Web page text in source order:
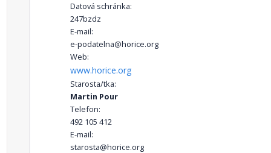
Datová schránka:
247bzdz
E-mail:
e-podatelna@horice.org
Web:
www.horice.org
Starosta/tka:
Martin Pour
Telefon:
492 105 412
E-mail:
starosta@horice.org